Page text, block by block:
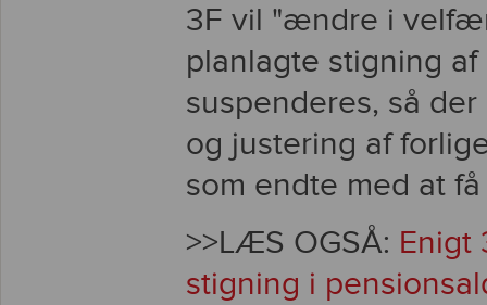
3F vil "ændre i
planlagte stigning
suspenderes, så
og justering af
som endte med at
>>LÆS OGSÅ: Enigt
stigning i